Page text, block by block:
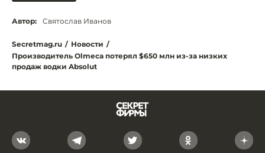
Автор: Святослав Иванов
Secretmag.ru / Новости /
Производитель Olmeca потерял $650 млн из-за низких
продаж водки Absolut